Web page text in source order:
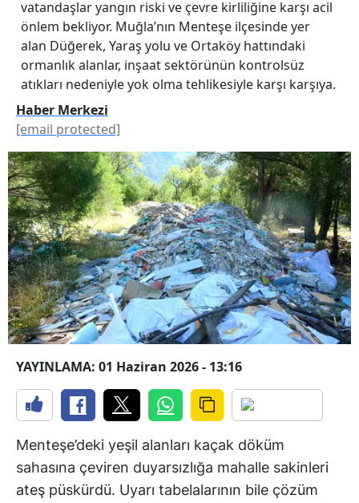
vatandaşlar yangın riski ve çevre kirliliğine karşı acil
önlem bekliyor. Muğla’nın Menteşe ilçesinde yer
alan Düğerek, Yaraş yolu ve Ortaköy hattındaki
ormanlık alanlar, inşaat sektörünün kontrolsüz
atıkları nedeniyle yok olma tehlikesiyle karşı karşıya.
Haber Merkezi
[email protected]
YAYINLAMA: 01 Haziran 2026 - 13:16
Menteşe’deki yeşil alanları kaçak döküm
sahasına çeviren duyarsızlığa mahalle sakinleri
ateş püskürdü. Uyarı tabelalarının bile çözüm